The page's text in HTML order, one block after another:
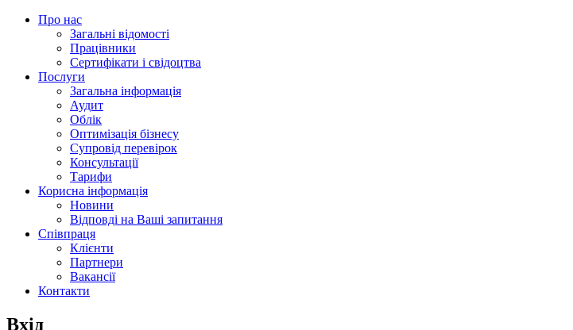
Про нас
Загальні відомості
Працівники
Сертифікати і свідоцтва
Послуги
Загальна інформація
Аудит
Облік
Оптимізація бізнесу
Супровід перевірок
Консультації
Тарифи
Корисна інформація
Новини
Відповді на Ваші запитання
Співпраця
Клієнти
Партнери
Вакансії
Контакти
Вхід